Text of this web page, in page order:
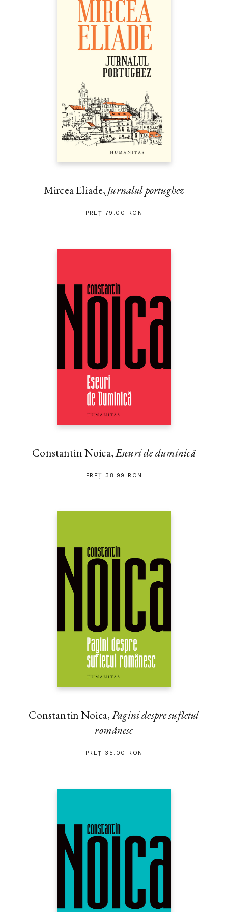
Mircea Eliade, Jurnalul portughez
PREȚ 79.00 RON
Constantin Noica,Eseuri de duminică
PREȚ 38.99 RON
Constantin Noica,Pagini despre sufletul
românesc
PREȚ 35.00 RON